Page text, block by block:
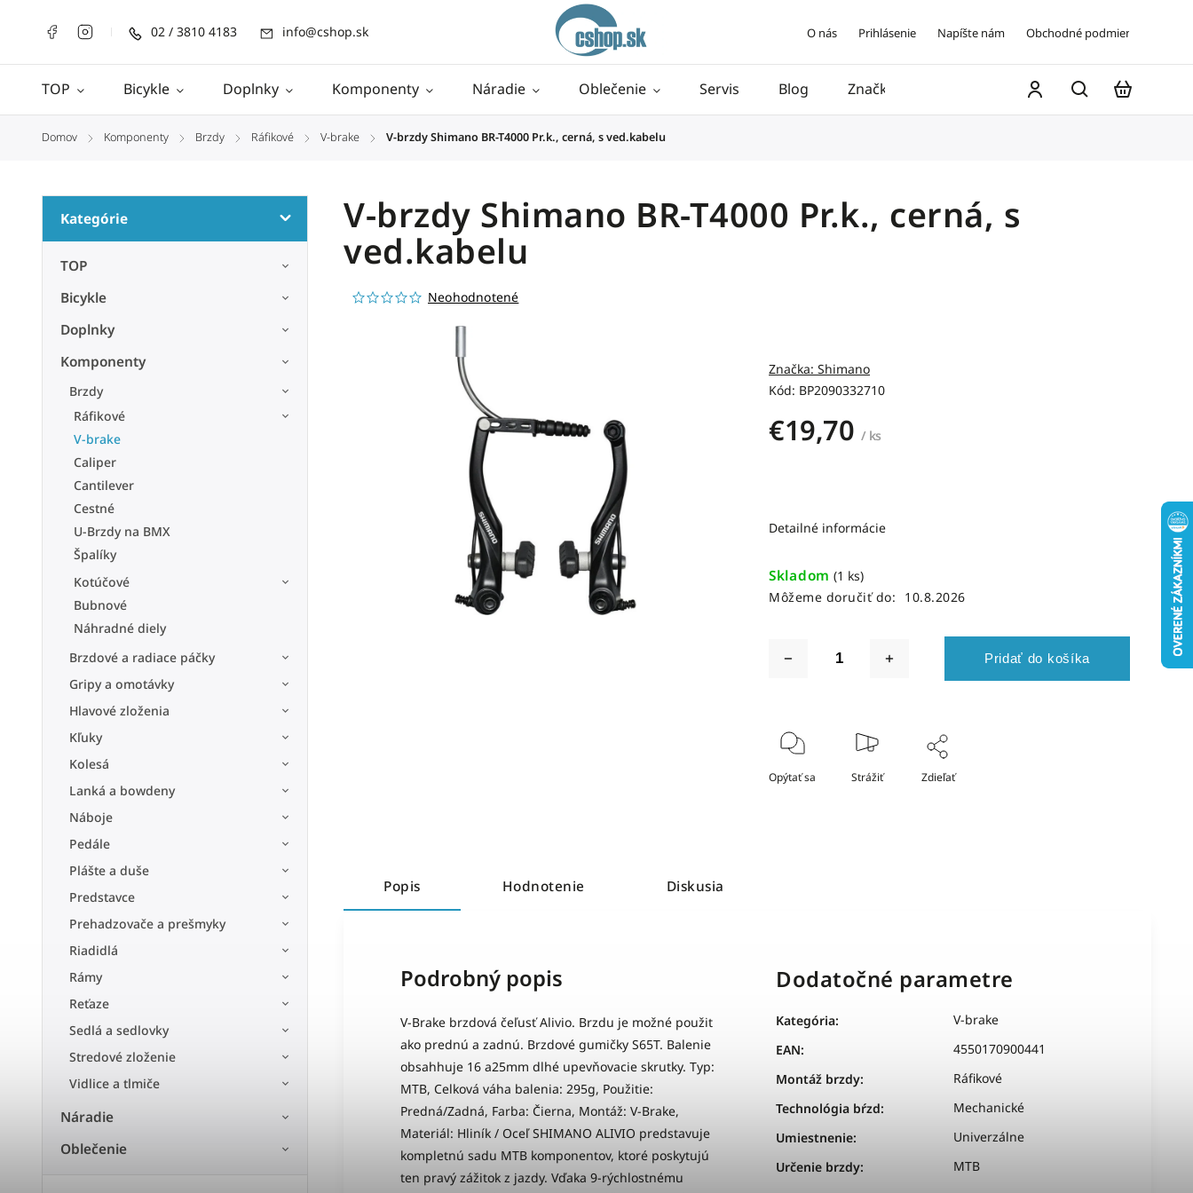
02 / 3810 4183 info@cshop.sk O nás Prihlásenie Napíšte nám Obchodné podmienky
TOP Bicykle Doplnky Komponenty Náradie Oblečenie Servis Blog Značky
Domov / Komponenty / Brzdy / Ráfikové / V-brake / V-brzdy Shimano BR-T4000 Pr.k., cerná, s ved.kabelu
Kategórie
TOP
Bicykle
Doplnky
Komponenty
Brzdy
Ráfikové
V-brake
Caliper
Cantilever
Cestné
U-Brzdy na BMX
Špalíky
Kotúčové
Bubnové
Náhradné diely
Brzdové a radiace páčky
Gripy a omotávky
Hlavové zloženia
Kľuky
Kolesá
Lanká a bowdeny
Náboje
Pedále
Plášte a duše
Predstavce
Prehadzovače a prešmyky
Riadidlá
Rámy
Reťaze
Sedlá a sedlovky
Stredové zloženie
Vidlice a tlmiče
Náradie
Oblečenie
V-brzdy Shimano BR-T4000 Pr.k., cerná, s
ved.kabelu
Neohodnotené
Kód: BP2090332710
Značka: Shimano
€19,70 / ks
Skladom (1 ks)
Môžeme doručiť do:
10.8.2026
Pridať do košíka
Detailné informácie
Opýtať sa Strážiť Zdieľať
Popis Hodnotenie Diskusia
Podrobný popis
V-Brake brzdová čeľusť Alivio. Brzdu je možné použit
ako prednú a zadnú. Brzdové gumičky S65T. Balenie
obsahhuje 16 a25mm dlhé upevňovacie skrutky. Typ:
MTB, Celková váha balenia: 295g, Použitie:
Predná/Zadná, Farba: Čierna, Montáž: V-Brake,
Materiál: Hliník / Oceľ SHIMANO ALIVIO predstavuje
kompletnú sadu MTB komponentov, ktoré poskytujú
ten pravý zážitok z jazdy. Vďaka 9-rýchlostnému
Dodatočné parametre
Kategória:
V-brake
EAN:
4550170900441
Montáž brzdy:
Ráfikové
Technológia bŕzd:
Mechanické
Umiestnenie:
Univerzálne
Určenie brzdy: MTB